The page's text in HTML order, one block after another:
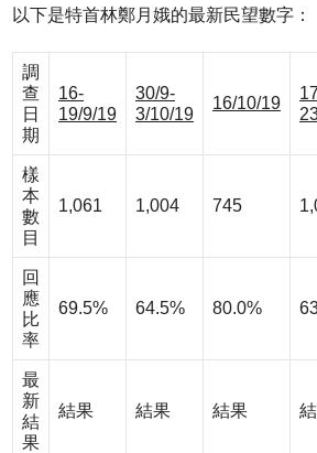
以下是特首林鄭月娥的最新民望數字：
調
查
日
期
16-
19/9/19
30/9-
3/10/19
16/10/19
樣
本
數
目
1,061 1,004 745
回
應
比
率
69.5% 64.5% 80.0%
最
新
結
果
結果 結果 結果